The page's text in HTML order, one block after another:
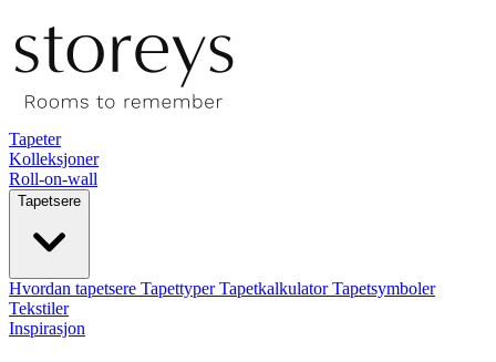
Tapeter
Kolleksjoner
Roll-on-wall
Tapetsere
Hvordan tapetsere TapettyperTapetkalkulatorTapetsymboler
Tekstiler
Inspirasjon